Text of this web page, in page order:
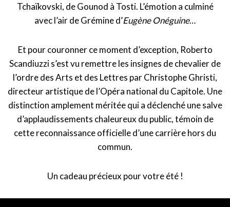
Tchaïkovski, de Gounod à Tosti. L’émotion a culminé
avec l’air de Grémine d’Eugène Onéguine…
Et pour couronner ce moment d’exception, Roberto
Scandiuzzi s’est vu remettre les insignes de chevalier de
l’ordre des Arts et des Lettres par Christophe Ghristi,
directeur artistique de l’Opéra national du Capitole. Une
distinction amplement méritée qui a déclenché une salve
d’applaudissements chaleureux du public, témoin de
cette reconnaissance officielle d’une carrière hors du
commun.
Un cadeau précieux pour votre été !